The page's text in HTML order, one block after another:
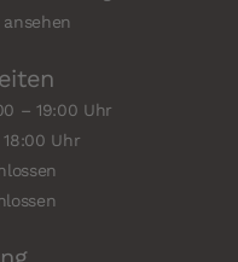
ansehen
– 19:00 Uhr
Uhr